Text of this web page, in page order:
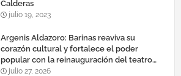
Calderas
julio 19, 2023
Argenis Aldazoro: Barinas reaviva su
corazón cultural y fortalece el poder
popular con la reinauguración del teatro
esteban ruiz guevara
julio 27, 2026